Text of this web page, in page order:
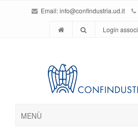
Email:info@confindustria.ud.it
Login
MENÙ